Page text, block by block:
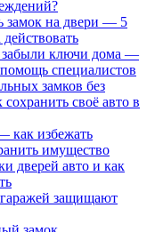
замок на двери — 5
забыли ключи дома —
специалистов
замков без
своё авто в
как избежать
имущество
дверей авто и как
защищают